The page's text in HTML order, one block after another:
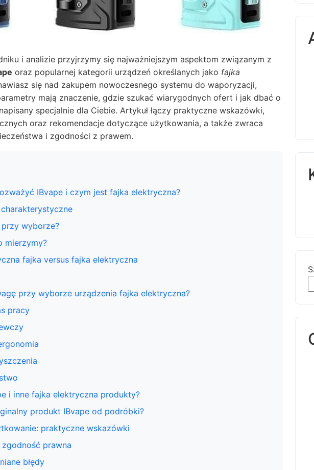
i analizie przyjrzymy się najważniejszym aspektom związanym z
oraz popularnej kategorii urządzeń określanych jako fajka
się nad zakupem nowoczesnego systemu do waporyzacji,
mają znaczenie, gdzie szukać wiarygodnych ofert i jak dbać o
specjalnie dla Ciebie. Artykuł łączy praktyczne wskazówki,
oraz rekomendacje dotyczące użytkowania, a także zwraca
i zgodności z prawem.
IBvape i czym jest fajka elektryczna?
charakterystyczne
wyborze?
mierzymy?
fajka versus fajka elektryczna
przy wyborze urządzenia fajka elektryczna?
pracy
i inne fajka elektryczna produkty?
produkt IBvape od podróbki?
praktyczne wskazówki
prawna
błędy